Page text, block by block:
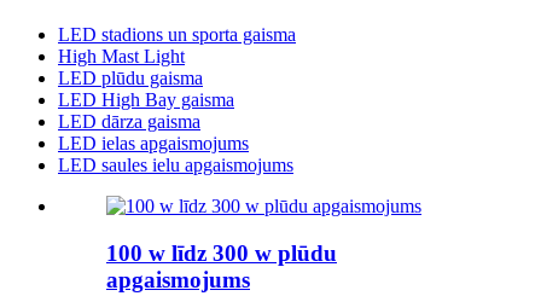
LED stadions un sporta gaisma
High Mast Light
LED plūdu gaisma
LED High Bay gaisma
LED dārza gaisma
LED ielas apgaismojums
LED saules ielu apgaismojums
100 w līdz 300 w plūdu
apgaismojums